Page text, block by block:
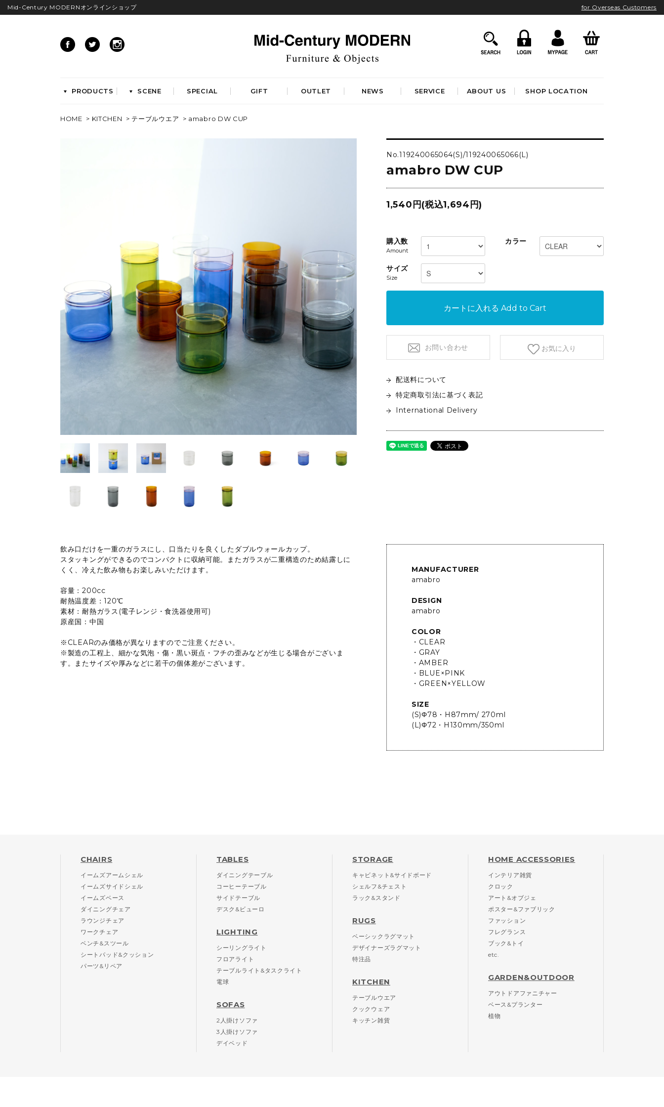
Mid-Century MODERNオンラインショップ for Overseas Customers
PRODUCTS SCENE SPECIAL GIFT OUTLET NEWS SERVICE ABOUT US SHOP LOCATION
テーブルライト&タスクライト
電球
SOFAS
2人掛けソファ
3人掛けソファ
デイベッド
シェルフ&チェスト
ラック&スタンド
RUGS
ベーシックラグマット
KITCHEN
テーブルウエア
クックウェア
キッチン雑貨
クロック
アート&オブジェ
ファッション
GARDEN&OUTDOOR
BEDROOM BATHROOM
HOME > KITCHEN > テーブルウエア > amabro DW CUP
No.119240065064(S)/119240065066(L)
amabro DW CUP
1,540円(税込1,694円)
購入数
Amount
カラー
サイズ
Size
カートに入れる Add to Cart
お問い合わせ お気に入り
配送料について
特定商取引法に基づく表記
International Delivery
MANUFACTURER
amabro
DESIGN
amabro
COLOR
・CLEAR
・GRAY
・AMBER
・BLUE×PINK
・GREEN×YELLOW
SIZE
(S)Φ78・H87mm/ 270ml
(L)Φ72・H130mm/350ml
飲み口だけを一重のガラスにし、口当たりを良くしたダブルウォールカップ。
スタッキングができるのでコンパクトに収納可能。またガラスが二重構造のため結露しに
くく、冷えた飲み物もお楽しみいただけます。
容量：200cc
耐熱温度差：120℃
素材：耐熱ガラス(電子レンジ・食洗器使用可)
原産国：中国
※CLEARのみ価格が異なりますのでご注意ください。
※製造の工程上、細かな気泡・傷・黒い斑点・フチの歪みなどが生じる場合がございま
す。またサイズや厚みなどに若干の個体差がございます。
CHAIRS
イームズアームシェル
イームズサイドシェル
イームズベース
ダイニングチェア
ラウンジチェア
ワークチェア
ベンチ&スツール
シートパッド&クッション
パーツ&リペア
TABLES
ダイニングテーブル
コーヒーテーブル
サイドテーブル
デスク&ビューロ
LIGHTING
シーリングライト
フロアライト
テーブルライト&タスクライト
電球
SOFAS
2人掛けソファ
3人掛けソファ
デイベッド
STORAGE
キャビネット&サイドボード
シェルフ&チェスト
ラック&スタンド
RUGS
ベーシックラグマット
デザイナーズラグマット
特注品
KITCHEN
テーブルウエア
クックウェア
キッチン雑貨
HOME ACCESSORIES
インテリア雑貨
クロック
アート&オブジェ
ポスター&ファブリック
ファッション
フレグランス
ブック&トイ
etc.
GARDEN&OUTDOOR
アウトドアファニチャー
ベース&プランター
植物